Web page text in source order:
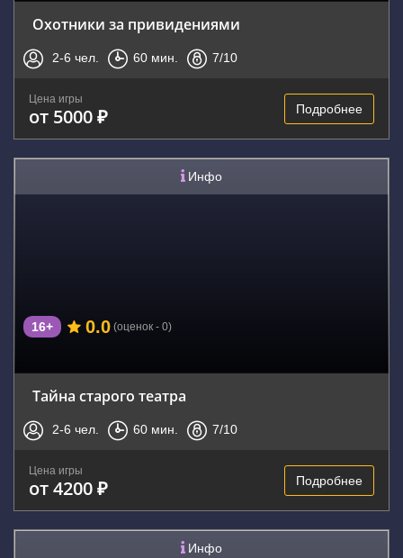
Охотники за привидениями
2-6 чел. 60 мин. 7/10
Цена игры
от 5000 ₽ Подробнее
Инфо
16+ 0.0 (оценок - 0)
Тайна старого театра
2-6 чел. 60 мин. 7/10
Цена игры
от 4200 ₽ Подробнее
Инфо